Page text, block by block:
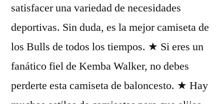
satisfacer una variedad de necesidades
deportivas. Sin duda, es la mejor camiseta de
los Bulls de todos los tiempos. ★ Si eres un
fanático fiel de Kemba Walker, no debes
perderte esta camiseta de baloncesto. ★ Hay